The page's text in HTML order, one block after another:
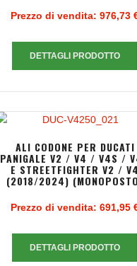
Prezzo di vendita: 976,73
DETTAGLI PRODOTTO
ALI CODONE PER DUCATI
PANIGALE V2 / V4 / V4S /
E STREETFIGHTER V2 / V4
(2018/2024)
Prezzo di vendita: 691,95
DETTAGLI PRODOTTO